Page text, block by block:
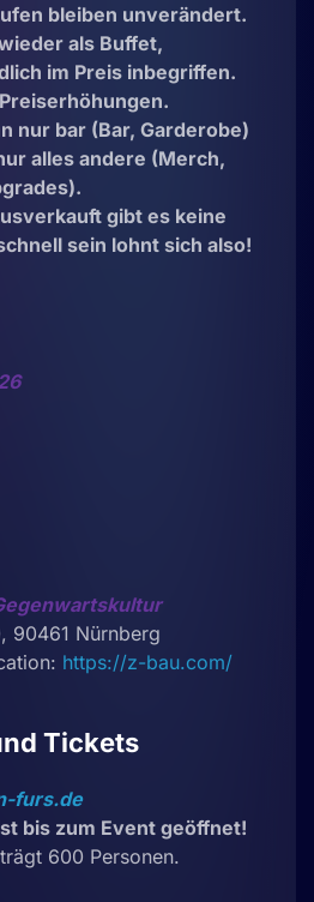
bleiben unverändert.
als Buffet,
im Preis inbegriffen.
nur bar (Bar, Garderobe)
alles andere (Merch,
gibt es keine
sein lohnt sich also!
90461 Nürnberg
https://z-bau.com/
Tickets
furs.de
bis zum Event geöffnet!
600 Personen.